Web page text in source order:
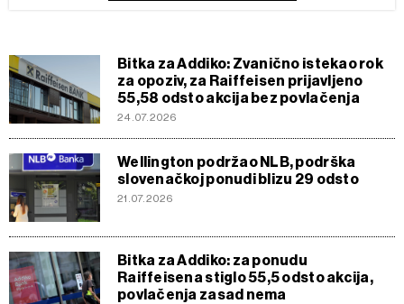
Bitka za Addiko: Zvanično istekao rok
za opoziv, za Raiffeisen prijavljeno
55,58 odsto akcija bez povlačenja
24.07.2026
Wellington podržao NLB, podrška
slovenačkoj ponudi blizu 29 odsto
21.07.2026
Bitka za Addiko: za ponudu
Raiffeisena stiglo 55,5 odsto akcija,
povlačenja zasad nema